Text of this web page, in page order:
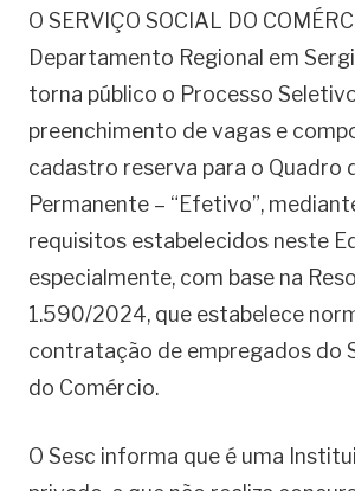
O SERVIÇO SOCIAL DO
Departamento Regional em
torna público o Processo
preenchimento de vagas e
cadastro reserva para o Quadro
Permanente – “Efetivo”,
requisitos estabelecidos neste
especialmente, com base na
1.590/2024, que estabelece
contratação de empregados do
do Comércio.
O Sesc informa que é uma